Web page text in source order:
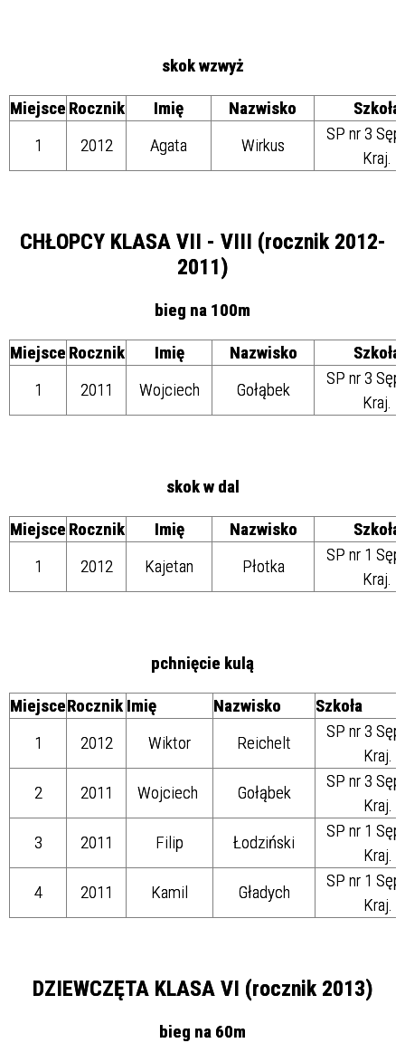
skok wzwyż
Miejsce Rocznik Imię Nazwisko
Szkoła
1
2012 Agata Wirkus
SP nr 3
Kraj.
CHŁOPCY KLASA VII - VIII (rocznik 2012-
2011)
bieg na 100m
Miejsce Rocznik Imię Nazwisko
Szkoła
1
2011 Wojciech Gołąbek
SP nr 3
Kraj.
skok w dal
Miejsce Rocznik Imię Nazwisko
Szkoła
1
2012 Kajetan Płotka
SP nr 1
Kraj.
pchnięcie kulą
MiejsceRocznik Imię Nazwisko
Szkoła
1
2012 Wiktor Reichelt
SP nr 3
Kraj.
2
2011 Wojciech Gołąbek
SP nr 3
Kraj.
3
2011 Filip Łodziński
SP nr 1
Kraj.
4
2011 Kamil Gładych
SP nr 1
Kraj.
DZIEWCZĘTA KLASA VI (rocznik 2013)
bieg na 60m